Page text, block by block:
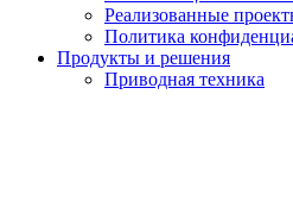
Реализованные
Политика
Продукты и решения
Приводная техника